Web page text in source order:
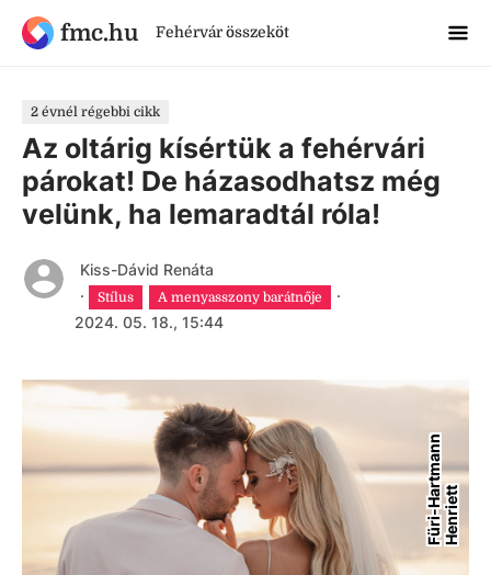
fmc.hu Fehérvár összeköt
2 évnél régebbi cikk
Az oltárig kísértük a fehérvári
párokat! De házasodhatsz még
velünk, ha lemaradtál róla!
Kiss-Dávid Renáta
·
Stílus A menyasszony barátnője
·
2024. 05. 18., 15:44
F
ü
r
i
-
H
a
r
t
m
a
n
n
H
e
n
r
i
e
tt